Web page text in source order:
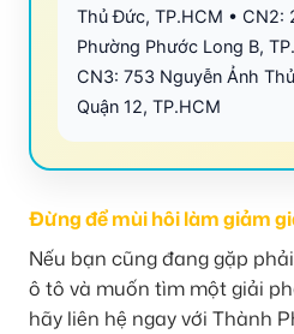
Thủ Đức, TP.HCM • CN2:
Phường Phước Long B,
CN3: 753 Nguyễn Ảnh
Quận 12, TP.HCM
Đừng để mùi hôi làm giảm
Nếu bạn cũng đang gặp
ô tô và muốn tìm một giải
hãy liên hệ ngay với Thành